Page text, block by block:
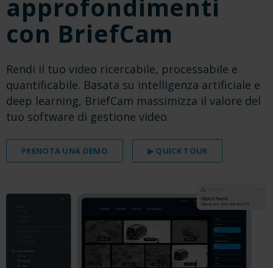
approfondimenti
con BriefCam
Rendi il tuo video ricercabile, processabile e
quantificabile. Basata su intelligenza artificiale e
deep learning, BriefCam massimizza il valore del
tuo software di gestione video.
PRENOTA UNA DEMO ▶ QUICK TOUR